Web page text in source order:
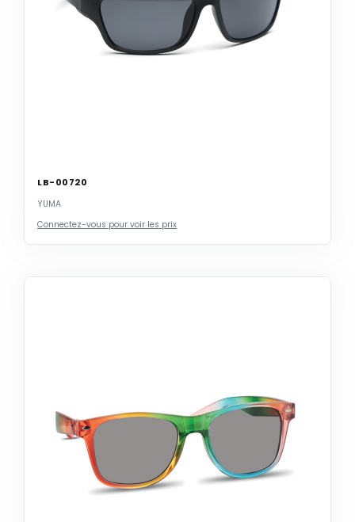
LB-00720
YUMA
Connectez-vous pour voir les prix